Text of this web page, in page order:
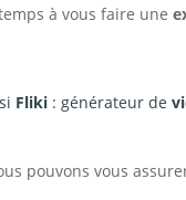
à vous faire une
Fliki : générateur de
pouvons vous